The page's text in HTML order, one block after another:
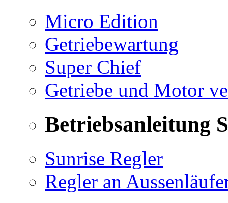
Micro Edition
Getriebewartung
Super Chief
Getriebe und Motor
Betriebsanleitung
Sunrise Regler
Regler an